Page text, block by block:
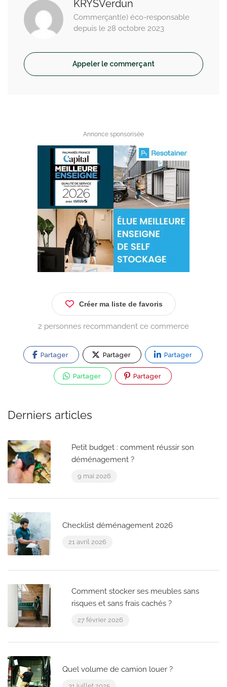
KRYSVerdun
Commerçant(e) éco-responsable
depuis le 28 octobre 2023
Appeler le commerçant
Annonce sponsorisée
Créer ma liste de favoris
2 personnes recommandent ce commerce
Partager Partager Partager
Partager Partager
Derniers articles
Petit budget : comment réussir son
déménagement ?
9 mai 2026
Checklist déménagement 2026
21 avril 2026
Comment stocker ses meubles sans
risques et sans frais cachés ?
27 février 2026
Quel volume de camion louer ?